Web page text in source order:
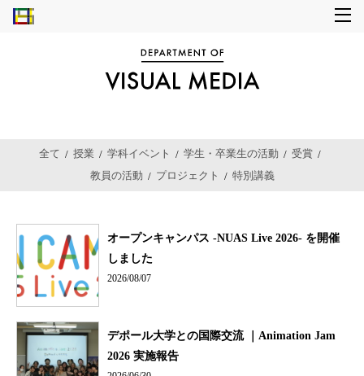
全て 授業 学科イベント 学生・卒業生の活動
受賞
教員の活動
プロジェクト 特別講義
オープンキャンパス -NUAS Live 2026- を開催
しました
2026/08/07
デポール大学との国際交流 ｜Animation Jam
2026 実施報告